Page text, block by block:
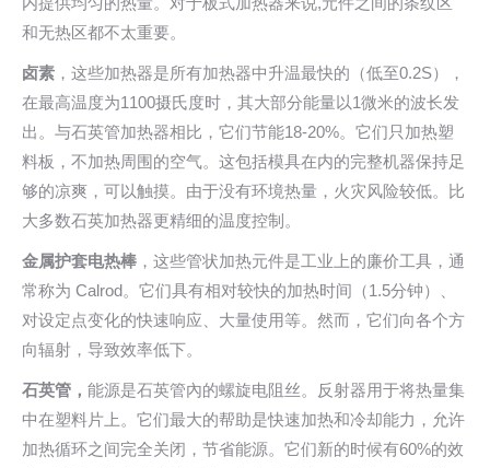
和无热区都不太重要。
卤素 ，这些加热器是所有加热器中升温最快的（低至0.2S），
在最高温度为1100摄氏度时，其大部分能量以1微米的波长发
出。与石英管加热器相比，它们节能18-20%。它们只加热塑
料板，不加热周围的空气。这包括模具在内的完整机器保持足
够的凉爽，可以触摸。由于没有环境热量，火灾风险较低。比
大多数石英加热器更精细的温度控制。
金属护套电热棒 ，这些管状加热元件是工业上的廉价工具，通
常称为 Calrod。它们具有相对较快的加热时间（1.5分钟）、
对设定点变化的快速响应、大量使用等。然而，它们向各个方
向辐射，导致效率低下。
石英管， 能源是石英管內的螺旋电阻丝。反射器用于将热量集
中在塑料片上。它们最大的帮助是快速加热和冷却能力，允许
加热循环之间完全关闭，节省能源。它们新的时候有60%的效